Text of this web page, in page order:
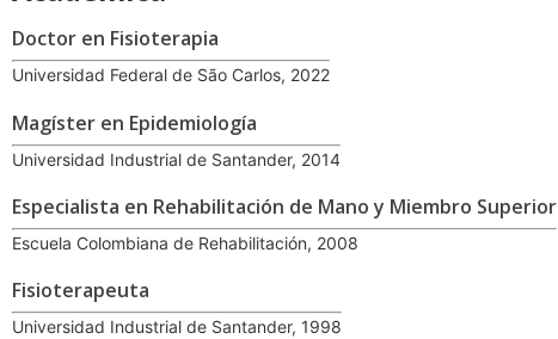
Doctor en Fisioterapia
Universidad Federal de São Carlos, 2022
Magíster en Epidemiología
Universidad Industrial de Santander, 2014
Especialista en Rehabilitación de Mano y Miembro Superior
Escuela Colombiana de Rehabilitación, 2008
Fisioterapeuta
Universidad Industrial de Santander, 1998